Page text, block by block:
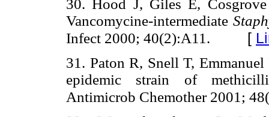
30. Hood J, Giles E,
Vancomycine-intermediate
Infect 2000; 40(2):A11.
[
31. Paton R, Snell T,
epidemic strain of
Antimicrob Chemother 2001;